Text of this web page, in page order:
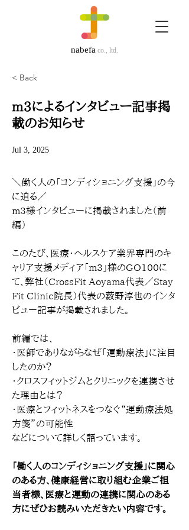
nabefa co., ltd.
< Back
m3によるインタビュー記事掲
載のお知らせ
Jul 3, 2025
＼働く人の「コンディショニング支援」の今
に迫る／
m3様インタビューに掲載されました（前
編）
このたび、医療・ヘルスケア業界専門のキ
ャリア支援メディア「m3」様のGO100に
て、弊社（CrossFit Aoyama代表／Stay
Fit Clinic院長）代表の薮野淳也のインタ
ビュー記事が掲載されました。
前編では、
・医師でありながらなぜ「運動療法」に注目
したのか？
・クロスフィットジムとクリニックを連携させ
た理由とは？
・医療とフィットネスをつなぐ“運動療法処
方箋”の可能性
などについて詳しく語っています。
「働く人のコンディショニング支援」に関心
のある方、健康経営に取り組む企業ご担
当者様、医療と運動の連携に関心のある
方にぜひお読みいただきたい内容です。